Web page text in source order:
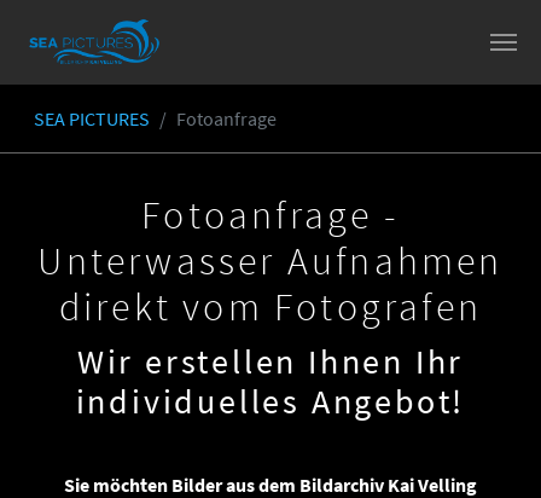
Skip to main content
You are here:
SEA PICTURES Fotoanfrage
Fotoanfrage -
Unterwasser Aufnahmen
direkt vom Fotografen
Wir erstellen Ihnen Ihr
individuelles Angebot!
Sie möchten Bilder aus dem Bildarchiv Kai Velling